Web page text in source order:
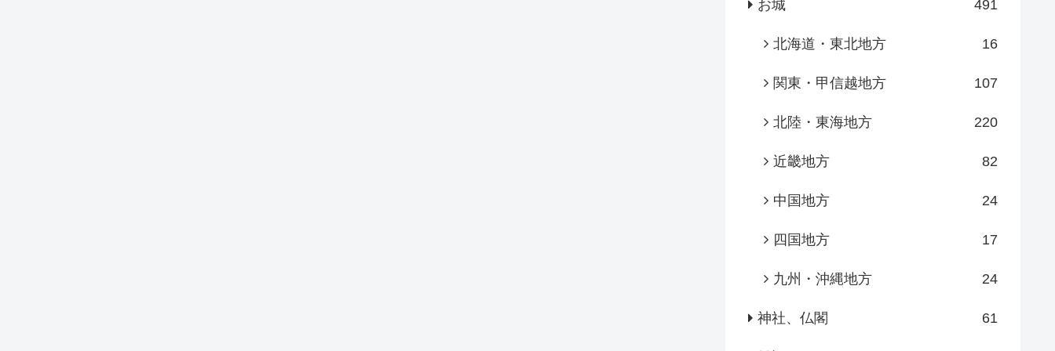
お城 491
北海道・東北地方 16
関東・甲信越地方 107
北陸・東海地方 220
近畿地方 82
中国地方 24
四国地方 17
九州・沖縄地方 24
神社、仏閣 61